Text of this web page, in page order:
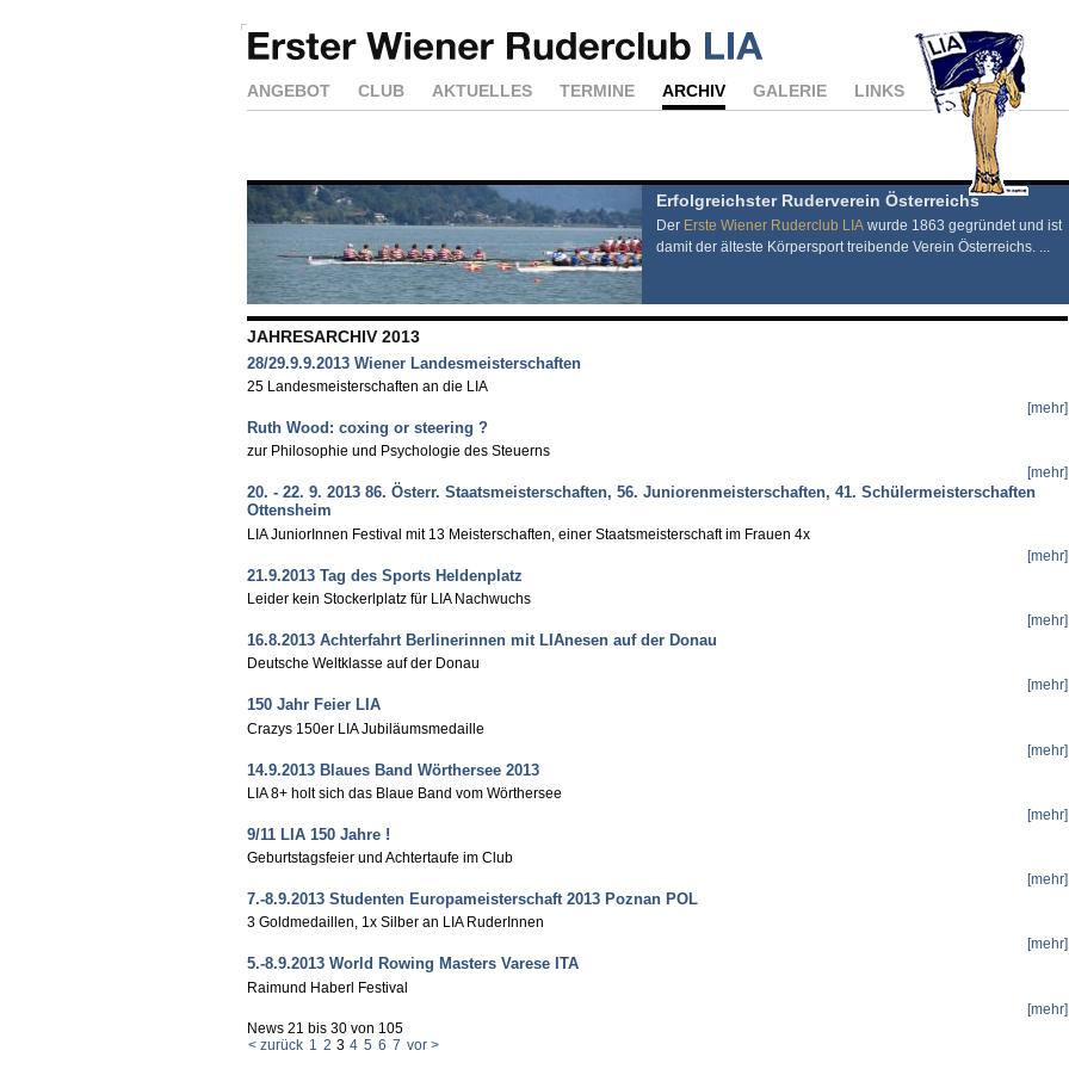
ANGEBOT CLUB AKTUELLES TERMINE ARCHIV GALERIE LINKS
Erfolgreichster Ruderverein Österreichs
Der Erste Wiener Ruderclub LIAwurde 1863 gegründet und ist
damit der älteste Körpersport treibende Verein Österreichs. ...
JAHRESARCHIV 2013
28/29.9.9.2013 Wiener Landesmeisterschaften
25 Landesmeisterschaften an die LIA
[mehr]
Ruth Wood: coxing or steering ?
zur Philosophie und Psychologie des Steuerns
[mehr]
20. - 22. 9. 2013 86. Österr. Staatsmeisterschaften, 56. Juniorenmeisterschaften, 41. Schülermeisterschaften
Ottensheim
LIA JuniorInnen Festival mit 13 Meisterschaften, einer Staatsmeisterschaft im Frauen 4x
[mehr]
21.9.2013 Tag des Sports Heldenplatz
Leider kein Stockerlplatz für LIA Nachwuchs
[mehr]
16.8.2013 Achterfahrt Berlinerinnen mit LIAnesen auf der Donau
Deutsche Weltklasse auf der Donau
[mehr]
150 Jahr Feier LIA
Crazys 150er LIA Jubiläumsmedaille
[mehr]
14.9.2013 Blaues Band Wörthersee 2013
LIA 8+ holt sich das Blaue Band vom Wörthersee
[mehr]
9/11 LIA 150 Jahre !
Geburtstagsfeier und Achtertaufe im Club
[mehr]
7.-8.9.2013 Studenten Europameisterschaft 2013 Poznan POL
3 Goldmedaillen, 1x Silber an LIA RuderInnen
[mehr]
5.-8.9.2013 World Rowing Masters Varese ITA
Raimund Haberl Festival
[mehr]
News 21 bis 30 von 105
< zurück 1 2 3 4 5 6 7 vor >